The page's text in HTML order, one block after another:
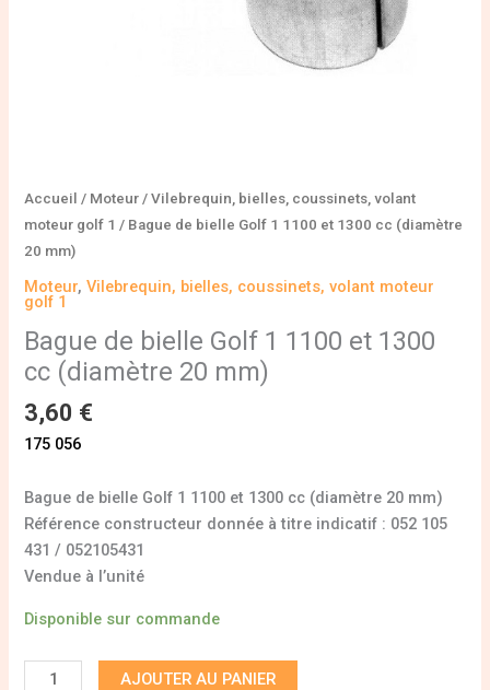
Accueil / Moteur /Vilebrequin, bielles, coussinets, volant
moteur golf 1 / Bague de bielle Golf 1 1100 et 1300 cc (diamètre
20 mm)
Moteur,Vilebrequin, bielles, coussinets, volant moteur
golf 1
Bague de bielle Golf 1 1100 et 1300
cc (diamètre 20 mm)
3,60 €
175 056
Bague de bielle Golf 1 1100 et 1300 cc (diamètre 20 mm)
Référence constructeur donnée à titre indicatif : 052 105
431 / 052105431
Vendue à l’unité
Disponible sur commande
AJOUTER AU PANIER